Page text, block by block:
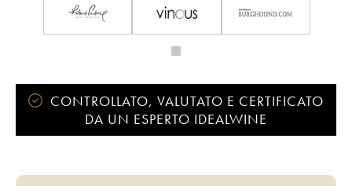
CONTROLLATO, VALUTATO E CERTIFICATO
DA UN ESPERTO IDEALWINE